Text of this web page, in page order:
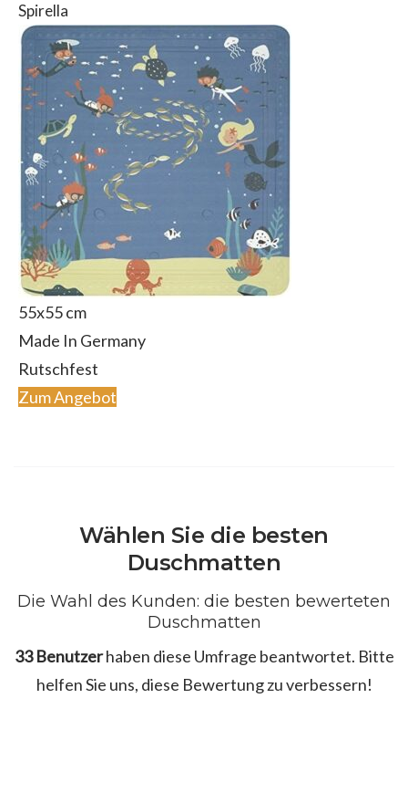
Spirella
55x55 cm
Made In Germany
Rutschfest
Zum Angebot
Wählen Sie die besten
Duschmatten
Die Wahl des Kunden: die besten bewerteten
Duschmatten
33 Benutzerhaben diese Umfrage beantwortet. Bitte
helfen Sie uns, diese Bewertung zu verbessern!